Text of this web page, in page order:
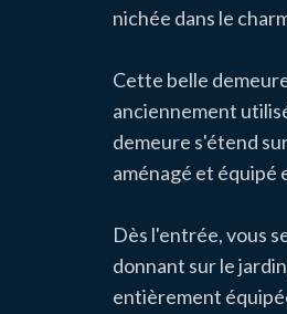
nichée dans le
Cette belle
anciennement
demeure s'étend
aménagé et équipé
Dès l'entrée, vous
donnant sur le
entièrement